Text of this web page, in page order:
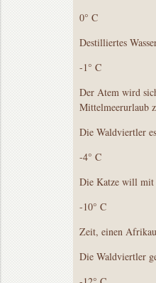
0° C
Destilliertes
-1° C
Der Atem wird
Mittelmeerurlaub
Die Waldviertler
-4° C
Die Katze will mit
-10° C
Zeit, einen
Die Waldviertler